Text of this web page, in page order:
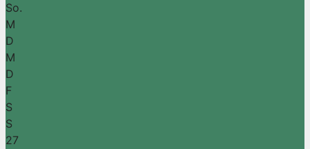
So.
M
D
M
D
F
S
S
27